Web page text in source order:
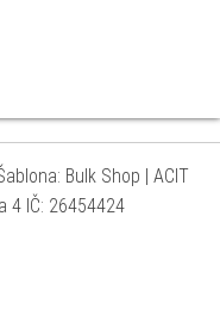
Bulk Shop
| ACIT
4 IČ: 26454424